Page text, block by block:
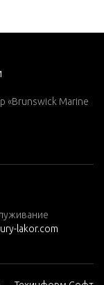
«Brunswick Marine
lakor.com